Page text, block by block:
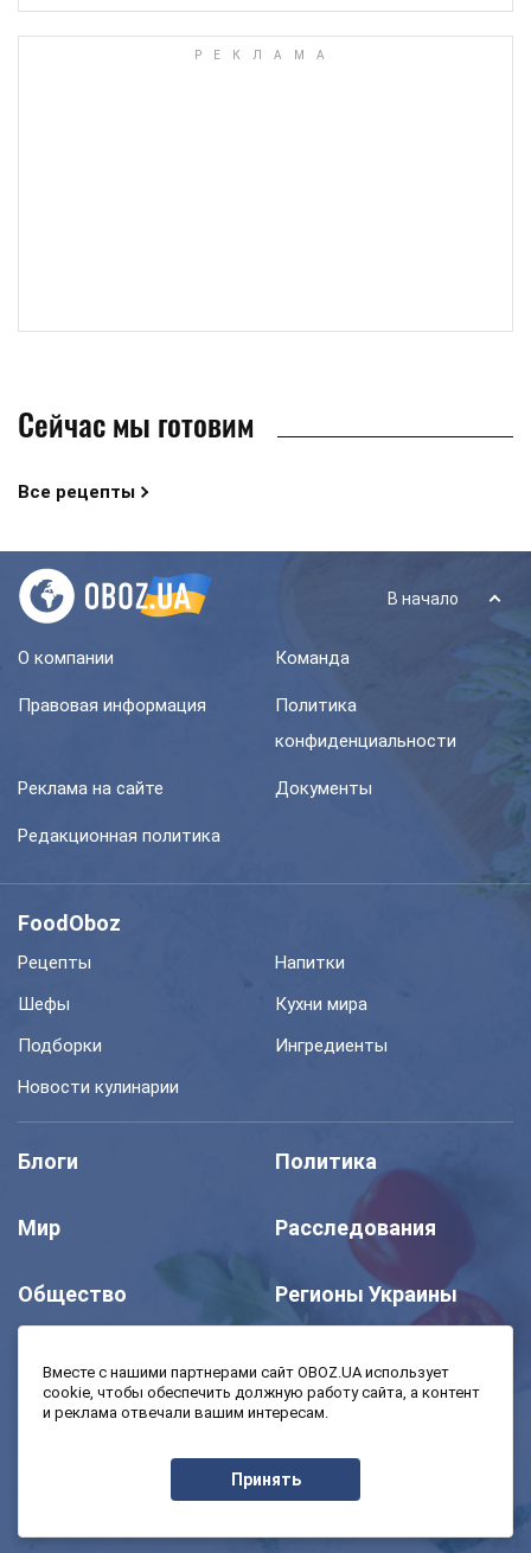
Сейчас мы готовим
Все рецепты
В начало
О компании Команда
Правовая информация
Политика
конфиденциальности
Реклама на сайте Документы
Редакционная политика
FoodOboz
Рецепты
Напитки
Шефы
Кухни мира
Подборки
Ингредиенты
Новости кулинарии
Блоги Политика
Мир Расследования
Общество Регионы Украины
Шоу Спорт
Моя школа Авто
Экономика
Вместе с нашими партнерами сайт OBOZ.UA использует
cookie, чтобы обеспечить должную работу сайта, а контент
и реклама отвечали вашим интересам.
Принять